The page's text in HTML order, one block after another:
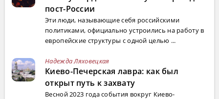
пост-России
Эти люди, называющие себя российскими
политиками, официально устроились на работу в
европейские структуры с одной целью ...
Надежда Ляховецкая
Киево-Печерская лавра: как был
открыт путь к захвату
Весной 2023 года события вокруг Киево-